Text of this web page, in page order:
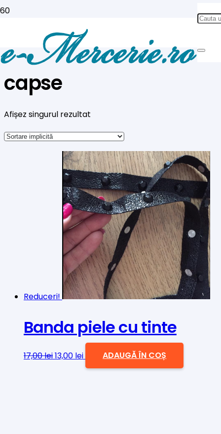
capse
Afișez singurul rezultat
Reduceri!
Banda piele cu tinte
17,00leiPrețul
13,00 leiPrețul
curent
ADAUGĂ ÎN COȘ